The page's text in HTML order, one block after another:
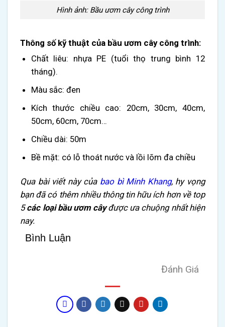
Hình ảnh: Bầu ươm cây công trình
Thông số kỹ thuật của bầu ươm cây công trình:
Chất liêu: nhựa PE (tuổi thọ trung bình 12
tháng).
Màu sắc: đen
Kích thước chiều cao: 20cm, 30cm, 40cm,
50cm, 60cm, 70cm…
Chiều dài: 50m
Bề mặt: có lỗ thoát nước và lồi lõm đa chiều
Qua bài viết này của bao bì Minh Khang, hy vọng
bạn đã có thêm nhiều thông tin hữu ích hơn vềtop
5các loại bầu ươm câyđược ưa chuộngnhất hiện
nay.
Bình Luận
Đánh Giá